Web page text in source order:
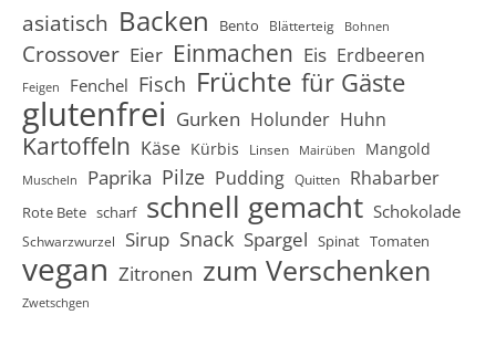
asiatisch Backen Bento Blätterteig Bohnen
Crossover Eier Einmachen Eis Erdbeeren
Feigen Fenchel Fisch Früchte für Gäste
glutenfrei Gurken Holunder Huhn
Kartoffeln Käse Kürbis Linsen Mairüben Mangold
Muscheln Paprika Pilze Pudding Quitten Rhabarber
Rote Bete scharf schnell gemacht Schokolade
Schwarzwurzel Sirup Snack Spargel Spinat Tomaten
vegan Zitronen zum Verschenken
Zwetschgen